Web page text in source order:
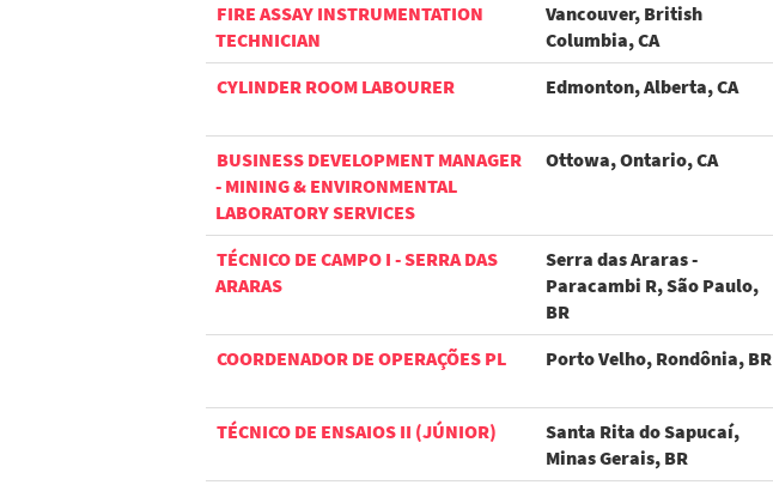
FIRE ASSAY INSTRUMENTATION
TECHNICIAN
Vancouver, British
Columbia, CA
CYLINDER ROOM LABOURER Edmonton, Alberta, CA
BUSINESS DEVELOPMENT MANAGER
- MINING & ENVIRONMENTAL
LABORATORY SERVICES
Ottowa, Ontario, CA
TÉCNICO DE CAMPO I - SERRA DAS
ARARAS
Serra das Araras -
Paracambi R, São Paulo,
BR
COORDENADOR DE OPERAÇÕES PL Porto Velho, Rondônia, BR
TÉCNICO DE ENSAIOS II (JÚNIOR)
Santa Rita do Sapucaí,
Minas Gerais, BR